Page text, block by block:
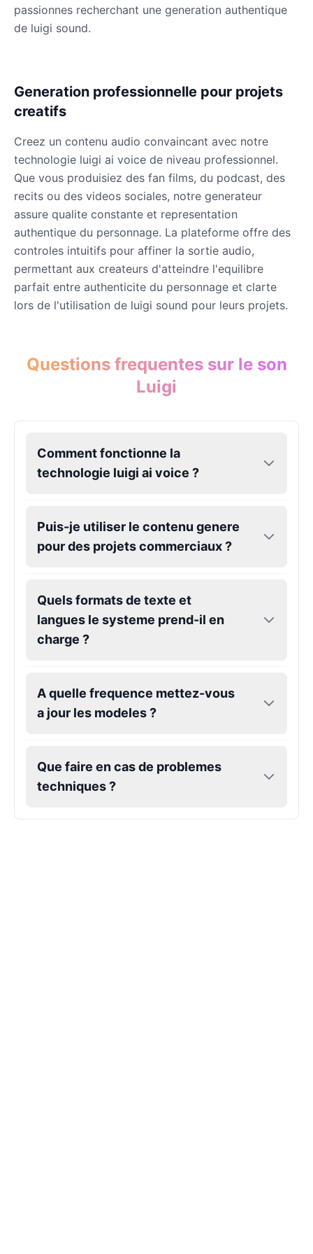
passionnes recherchant une generation authentique
de luigi sound.
Generation professionnelle pour projets
creatifs
Creez un contenu audio convaincant avec notre
technologie luigi ai voice de niveau professionnel.
Que vous produisiez des fan films, du podcast, des
recits ou des videos sociales, notre generateur
assure qualite constante et representation
authentique du personnage. La plateforme offre des
controles intuitifs pour affiner la sortie audio,
permettant aux createurs d'atteindre l'equilibre
parfait entre authenticite du personnage et clarte
lors de l'utilisation de luigi sound pour leurs projets.
Questions frequentes sur le son
Luigi
Comment fonctionne la
technologie luigi ai voice ?
Puis-je utiliser le contenu genere
pour des projets commerciaux ?
Quels formats de texte et
langues le systeme prend-il en
charge ?
A quelle frequence mettez-vous
a jour les modeles ?
Que faire en cas de problemes
techniques ?